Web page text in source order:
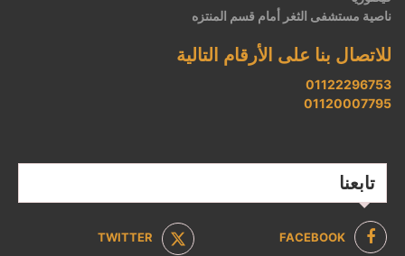
ناصية مستشفى الثغر أمام قسم المنتزه
للاتصال بنا على الأرقام التالية
01122296753
01120007795
تابعنا
FACEBOOK
TWITTER